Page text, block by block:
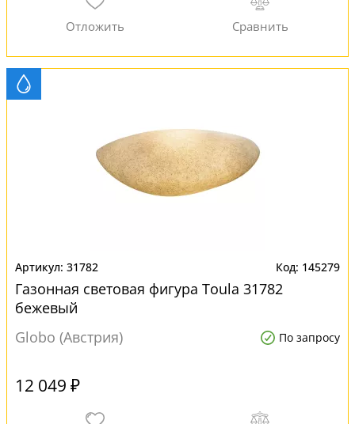
31782 145279
Газонная световая фигура Toula 31782
бежевый
Globo (Австрия)
По запросу
12 049 ₽